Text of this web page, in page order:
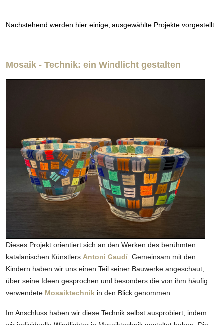
Nachstehend werden hier einige, ausgewählte Projekte vorgestellt:
Mosaik - Technik: ein Windlicht gestalten
Dieses Projekt orientiert sich an den Werken des berühmten
katalanischen Künstlers Antoni Gaudí . Gemeinsam mit den
Kindern haben wir uns einen Teil seiner Bauwerke angeschaut,
über seine Ideen gesprochen und besonders die von ihm häufig
verwendete Mosaiktechnik in den Blick genommen.
Im Anschluss haben wir diese Technik selbst ausprobiert, indem